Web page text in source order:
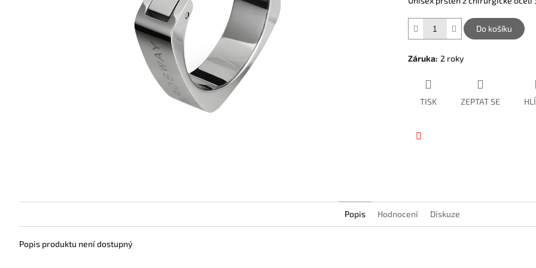
Do košíku
Záruka: 2 roky
TISK ZEPTAT SE
Popis Hodnocení Diskuze
Popis produktu není dostupný